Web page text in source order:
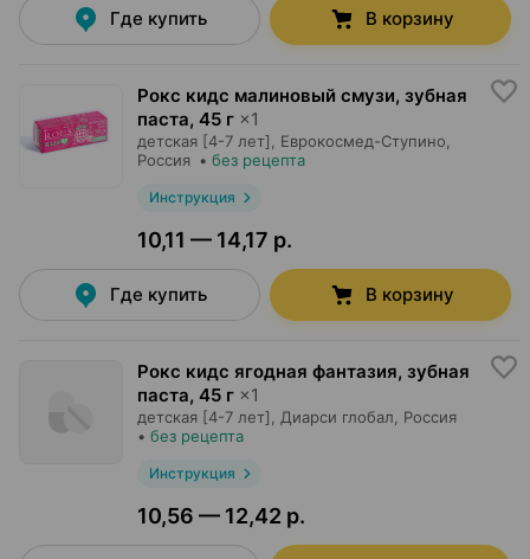
Где купить В корзину
Рокс кидс малиновый смузи, зубная
паста, 45 г ×1
детская [4-7 лет], Еврокосмед-Ступино
Россия • без рецепта
Инструкция
10,11 — 14,17 р.
Где купить В корзину
Рокс кидс ягодная фантазия, зубная
паста, 45 г ×1
детская [4-7 лет], Диарси глобал , Россия
• без рецепта
Инструкция
10,56 — 12,42 р.